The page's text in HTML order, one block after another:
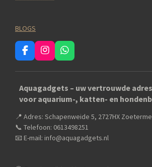
BLOGS
F
a
c
b
o
k
I
n
s
a
g
a
m
W
h
a
s
A
p
Aquagadgets – uw vertrouwde
voor aquarium-, katten- en
📍 Adres: Schapenweide 5, 2727HX
📞 Telefoon: 0613498251
📧 E-mail: info@aquagadgets.nl